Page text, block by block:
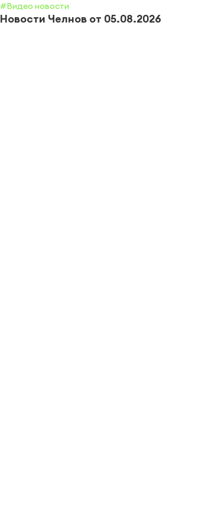
#Видео новости
Новости Челнов от 05.08.2026